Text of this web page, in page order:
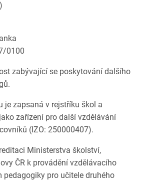
0100
zabývající se poskytování dalšího
je zapsaná v rejstříku škol a
zařízení pro další vzdělávání
(IZO: 250000407).
Ministerstva školství,
ČR k provádění vzdělávacího
pedagogiky pro učitele druhého